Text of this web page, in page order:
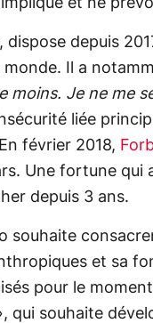
impliqué et ne
dispose depuis
Il a
moins. Je ne me
liée
En février 2018,
Une fortune qui
depuis 3 ans.
souhaite
et sa
pour le
qui souhaite